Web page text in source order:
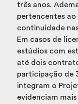
três anos.
pertencentes ao
continuidade
Em casos de
estúdios com
até dois
participação de
integram o
evidenciam